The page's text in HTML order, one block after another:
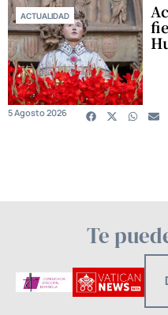
ACTUALIDAD
5 Agosto 2026
Te